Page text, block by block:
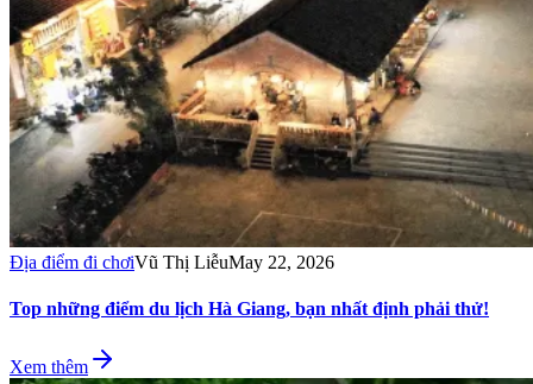
Địa điểm đi chơiVũ Thị LiễuMay 22, 2026
Top những điểm du lịch Hà Giang, bạn nhất định phải thử!
Xem thêm